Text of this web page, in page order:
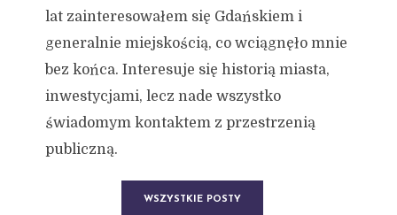
lat zainteresowałem się Gdańskiem i
generalnie miejskością, co wciągnęło mnie
bez końca. Interesuje się historią miasta,
inwestycjami, lecz nade wszystko
świadomym kontaktem z przestrzenią
publiczną.
WSZYSTKIE POSTY